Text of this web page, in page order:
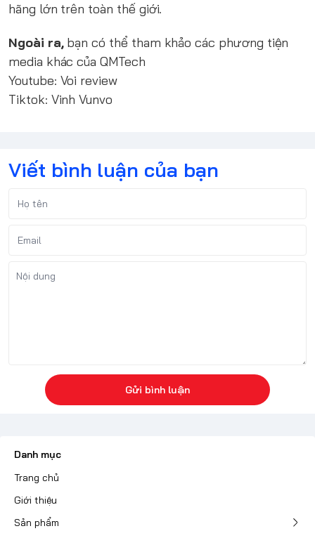
hãng lớn trên toàn thế giới.
Ngoài ra,bạn có thể tham khảo các phương tiện
media khác của QMTech
Youtube: Voi review
Tiktok: Vinh Vunvo
Viết bình luận của bạn
Gửi bình luận
Danh mục
Trang chủ
Giới thiệu
Sản phẩm